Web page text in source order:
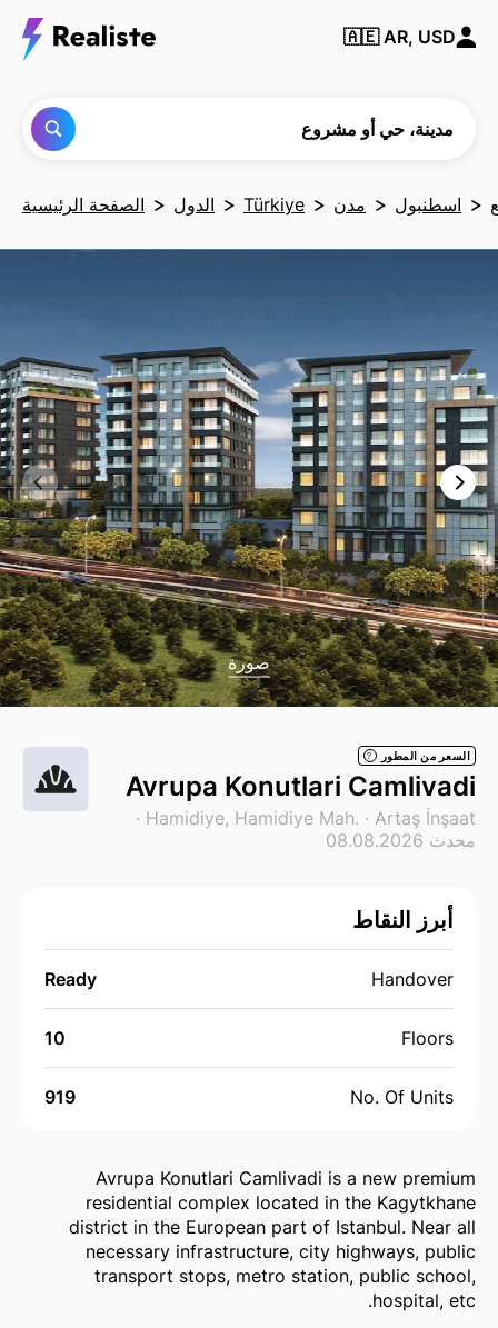
🇦🇪AR, USD
مدينة، حي أو مشروع
الصفحة الرئيسية الدول Türkiye مدن اسطنبول
صورة
السعر من المطور ?
Avrupa Konutlari Camlivadi
Hamidiye, Hamidiye Mah. · Artaş İnşaat
·
محدث 08.08.2026
أبرز النقاط
Handover
Ready
Floors
10
No. Of Units
919
Avrupa Konutlari Camlivadi is a new premium
residential complex located in the Kagytkhane
district in the European part of Istanbul. Near all
necessary infrastructure, city highways, public
transport stops, metro station, public school,
hospital, etc.